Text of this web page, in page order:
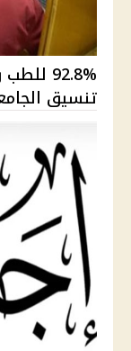
تنسيق الجامعات 2026 وأماكن